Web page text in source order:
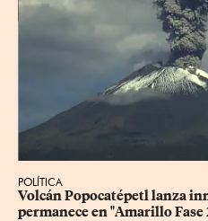
POLÍTICA
Volcán Popocatépetl lanza
permanece en "Amarillo Fase